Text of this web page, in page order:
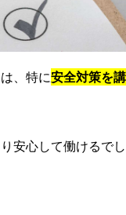
、特に安全対策を
安心して働けるで